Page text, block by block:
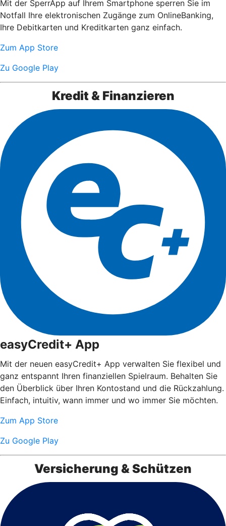
Mit der SperrApp auf Ihrem Smartphone sperren Sie im
Notfall Ihre elektronischen Zugänge zum OnlineBanking,
Ihre Debitkarten und Kreditkarten ganz einfach.
Zum App Store
Zu Google Play
Kredit & Finanzieren
easyCredit+ App
Mit der neuen easyCredit+ App verwalten Sie flexibel und
ganz entspannt Ihren finanziellen Spielraum. Behalten Sie
den Überblick über Ihren Kontostand und die Rückzahlung.
Einfach, intuitiv, wann immer und wo immer Sie möchten.
Zum App Store
Zu Google Play
Versicherung & Schützen